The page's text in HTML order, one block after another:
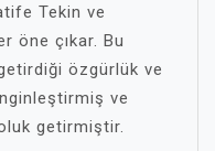
Tekin ve
öne çıkar. Bu
özgürlük ve
ve
getirmiştir.